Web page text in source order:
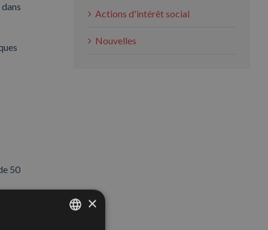
50
Actions d'intérêt social
Nouvelles
×